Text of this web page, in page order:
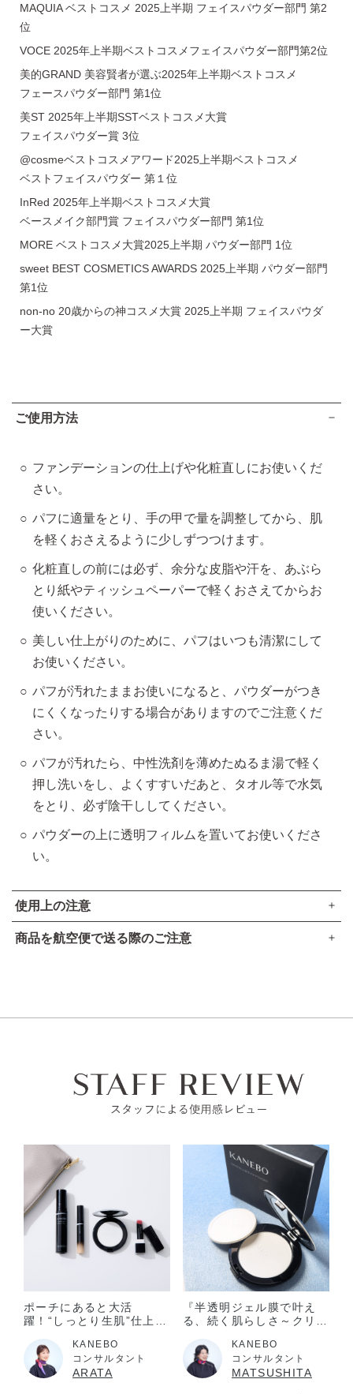
MAQUIA ベストコスメ 2025上半期 フェイスパウダー部門 第2
位
VOCE 2025年上半期ベストコスメフェイスパウダー部門第2位
美的GRAND 美容賢者が選ぶ2025年上半期ベストコスメ
フェースパウダー部門 第1位
美ST 2025年上半期SSTベストコスメ大賞
フェイスパウダー賞 3位
@cosmeベストコスメアワード2025上半期ベストコスメ
ベストフェイスパウダー 第１位
InRed 2025年上半期ベストコスメ大賞
ベースメイク部門賞 フェイスパウダー部門 第1位
MORE ベストコスメ大賞2025上半期 パウダー部門 1位
sweet BEST COSMETICS AWARDS 2025上半期 パウダー部門
第1位
non-no 20歳からの神コスメ大賞 2025上半期 フェイスパウダ
ー大賞
ご使用方法
ファンデーションの仕上げや化粧直しにお使いくだ
さい。
パフに適量をとり、手の甲で量を調整してから、肌
を軽くおさえるように少しずつつけます。
化粧直しの前には必ず、余分な皮脂や汗を、あぶら
とり紙やティッシュペーパーで軽くおさえてからお
使いください。
美しい仕上がりのために、パフはいつも清潔にして
お使いください。
パフが汚れたままお使いになると、パウダーがつき
にくくなったりする場合がありますのでご注意くだ
さい。
パフが汚れたら、中性洗剤を薄めたぬるま湯で軽く
押し洗いをし、よくすすいだあと、タオル等で水気
をとり、必ず陰干ししてください。
パウダーの上に透明フィルムを置いてお使いくださ
い。
使用上の注意
に合わない時や、使用中、赤み、はれ、かゆみ、刺激、色抜
してください。使い続けると症状が悪化することがありま
子供や認知症の方などの誤食等を防ぐため、置き場所にご注
意ください。
極端に温度の高い所や低い所、直射日光の当たる場所には置
かないでください。
商品を航空便で送る際のご注意
アルコール24％以下
ポーチにあると大活
躍！“しっとり生肌”仕上げ
KANEBO
コンサルタント
ARATA
『半透明ジェル膜で叶え
る、続く肌らしさ～クリス
ダー～✨』KANEBO
コンサルタント
MATSUSHITA